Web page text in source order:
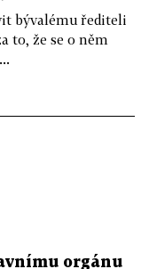
bývalému řediteli
to, že se o něm
orgánu